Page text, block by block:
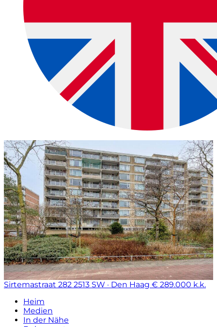
Sirtemastraat 282 2513 SW · Den Haag € 289.000 k.k.
Heim
Medien
In der Nähe